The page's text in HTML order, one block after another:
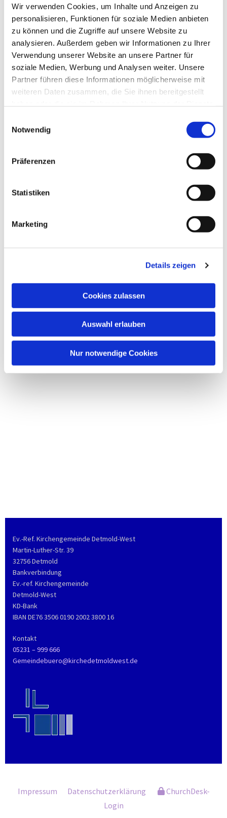
Wir verwenden Cookies, um Inhalte und Anzeigen zu
personalisieren, Funktionen für soziale Medien anbieten
zu können und die Zugriffe auf unsere Website zu
analysieren. Außerdem geben wir Informationen zu Ihrer
Verwendung unserer Website an unsere Partner für
soziale Medien, Werbung und Analysen weiter. Unsere
Partner führen diese Informationen möglicherweise mit
weiteren Daten zusammen, die Sie ihnen bereitgestellt
Notwendig
Präferenzen
Statistiken
Marketing
Details zeigen
Cookies zulassen
Auswahl erlauben
Nur notwendige Cookies
Dies könnte Sie auch
Ev.-Ref. Kirchengemeinde Detmold-West
Martin-Luther-Str. 39
32756 Detmold
Bankverbindung
Ev.-ref. Kirchengemeinde
Detmold-West
KD-Bank
IBAN DE76 3506 0190 2002 3800 16
Kontakt
05231 – 999 666
Gemeindebuero@kirchedetmoldwest.de
Impressum Datenschutzerklärung
ChurchDesk-
Login